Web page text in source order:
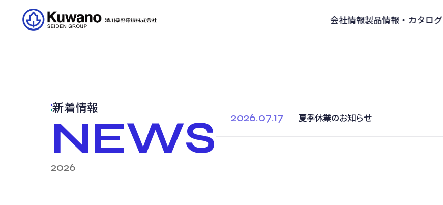
会社情報製品情報・カタログ
新着情報
NEWS
2026
2026.07.17 夏季休業のお知らせ